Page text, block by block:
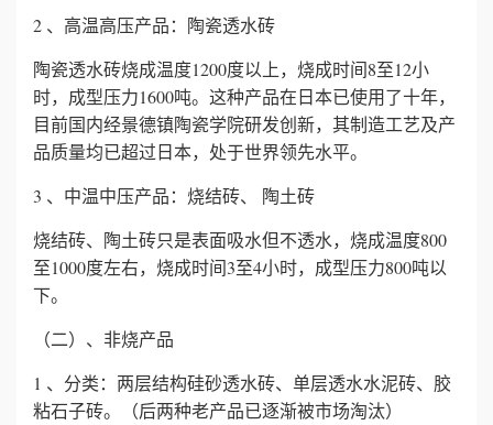
程
资
2 、高温高压产品：陶瓷透水砖
陶瓷透水砖烧成温度1200度以上，烧成时间8至12小
时，成型压力1600吨。这种产品在日本已使用了十年，
目前国内经景德镇陶瓷学院研发创新，其制造工艺及产
品质量均已超过日本，处于世界领先水平。
3 、中温中压产品：烧结砖、 陶土砖
烧结砖、陶土砖只是表面吸水但不透水，烧成温度800
至1000度左右，烧成时间3至4小时，成型压力800吨以
下。
（二）、非烧产品
1 、分类：两层结构硅砂透水砖、单层透水水泥砖、胶
粘石子砖。（后两种老产品已逐渐被市场淘汰）